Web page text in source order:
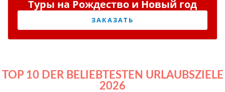
Туры на Рождество и Новый год
ЗАКАЗАТЬ
TOP 10 DER BELIEBTESTEN URLAUBSZIELE
2026